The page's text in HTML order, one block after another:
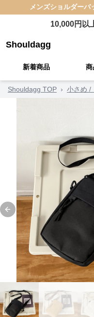
メンズショルダーバ
10,000円以
Shouldagg
新着商品 商
Shouldagg TOP › 小さめ /
Previous slide